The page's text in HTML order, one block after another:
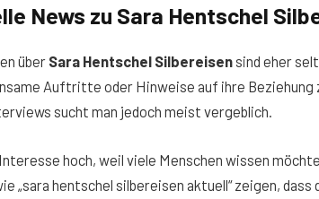
News zu Sara Hentschel
über Sara Hentschel Silbereisensind eher
Auftritte oder Hinweise auf ihre Beziehung
sucht man jedoch meist vergeblich.
hoch, weil viele Menschen wissen
„sara hentschel silbereisen aktuell“ zeigen,